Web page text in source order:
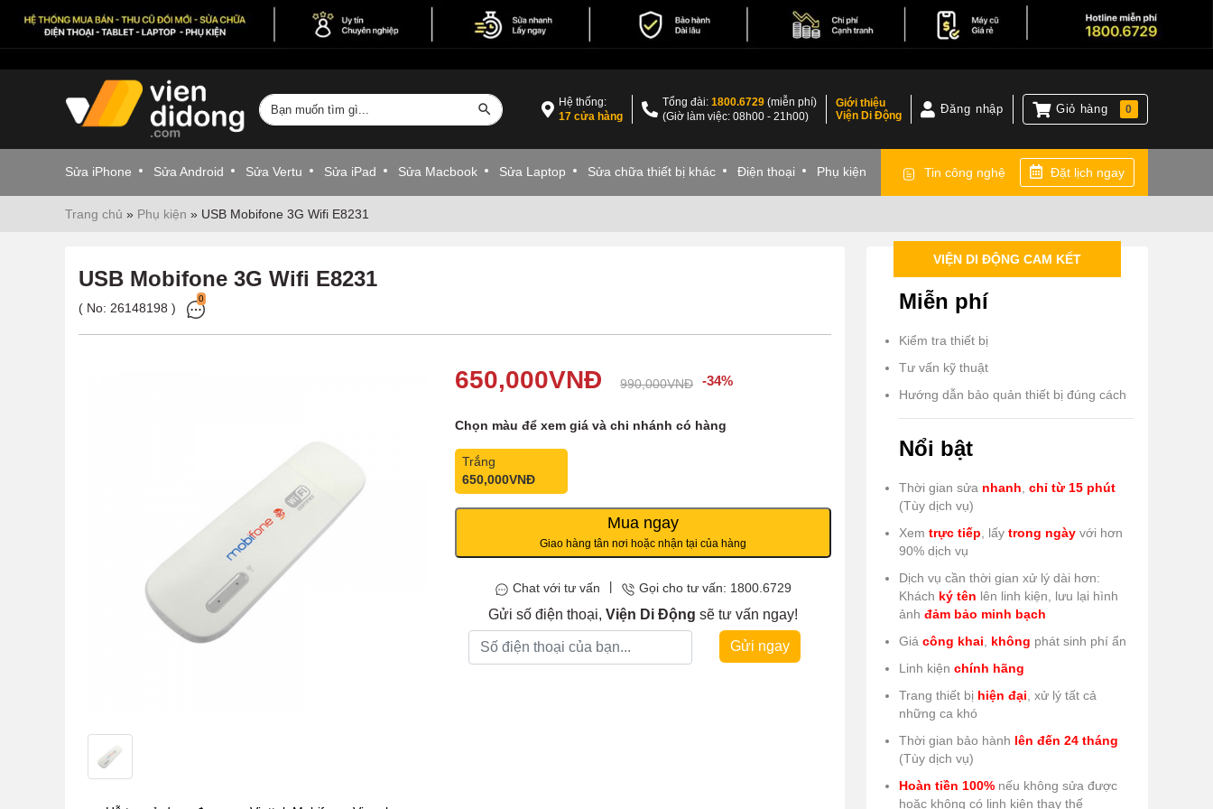
Hệ thống:
17 cửa hàng
Tổng đài:1800.6729 (miễn phí)
(Giờ làm việc: 08h00 - 21h00)
Giới thiệu
Viện Di Động
Đăng nhập Giỏ hàng 0
Sửa iPhone Sửa Android Sửa Vertu Sửa iPad Sửa Macbook Sửa Laptop Sửa chữa thiết bị khác Điện thoại Phụ kiện Tin công nghệ Đặt lịch ngay
Trang chủ » Phụ kiện » USB Mobifone 3G Wifi E8231
USB Mobifone 3G Wifi E8231
( No: 26148198 )
0
650,000VNĐ 990,000VNĐ -34%
Chọn màu để xem giá và chi nhánh có hàng
Trắng
650,000VNĐ
Mua ngay
Giao hàng tân nơi hoặc nhận tại của hàng
Chat với tư vấn Gọi cho tư vấn: 1800.6729
Gửi số điện thoại, Viện Di Động sẽ tư vấn ngay!
Gửi ngay
VIỆN DI ĐỘNG CAM KẾT
Miễn phí
Kiểm tra thiết bị
Tư vấn kỹ thuật
Hướng dẫn bảo quản thiết bị đúng cách
Nổi bật
Thời gian sửa nhanh chỉ từ 15 phút
(Tùy dịch vụ)
Xem trực tiếp , lấy trong ngày với hơn
90% dịch vụ
Dịch vụ cần thời gian xử lý dài hơn:
Khách ký tên lên linh kiện, lưu lại hình
ảnh đảm bảo minh bạch
Giá công khai không phát sinh phí ẩn
Linh kiện chính hãng
Trang thiết bị hiện đại , xử lý tất cả
những ca khó
Thời gian bảo hành lên đến 24 tháng
(Tùy dịch vụ)
Hoàn tiền 100% nếu không sửa được
hoặc không có linh kiện thay thế